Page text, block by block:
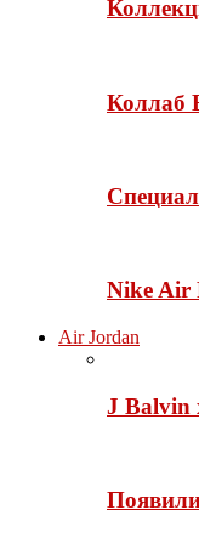
Коллаб
Nike Air
Air Jordan
J Balvin